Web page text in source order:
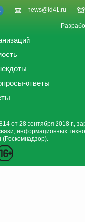
news@id41.ru
ответы
от 28 сентября 2018 г.,
информационных
(Роскомнадзор).